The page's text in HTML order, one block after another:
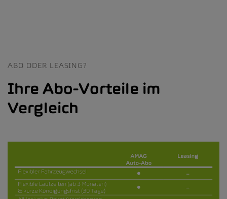
ABO ODER LEASING?
Ihre Abo-Vorteile im
Vergleich